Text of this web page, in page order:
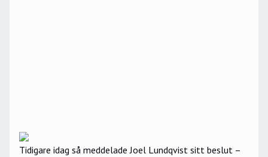
Tidigare idag så meddelade Joel Lundqvist sitt beslut –